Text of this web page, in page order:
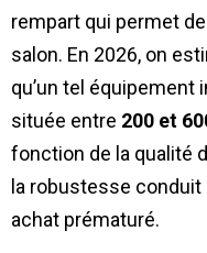
rempart qui permet
salon. En 2026, on
qu’un tel équipement
située entre 200 et
fonction de la qualité
la robustesse conduit
achat prématuré.